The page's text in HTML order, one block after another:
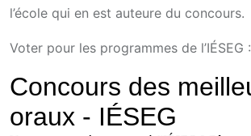
l’école qui en est auteure du concours.
Voter pour les programmes de l’IÉSEG :